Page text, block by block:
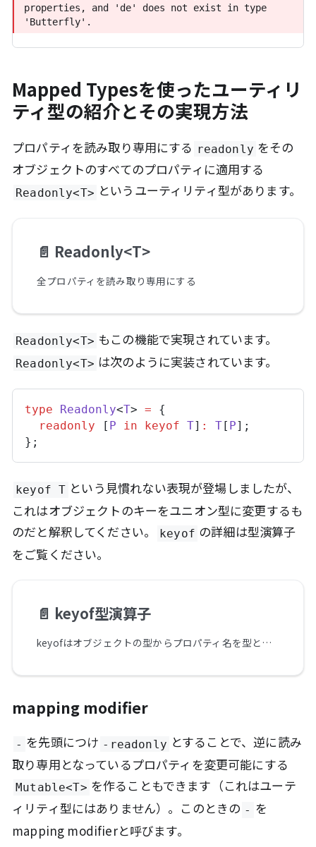
properties, and 'de' does not exist in type
'Butterfly'.
and 'de' does not exist in type 'Butterfly'.
};
Mapped Typesを使ったユーティリ
ティ型の紹介とその実現方法
プロパティを読み取り専用にする readonly をその
オブジェクトのすべてのプロパティに適用する
Readonly<T> というユーティリティ型があります。
📄️ Readonly<T>
全プロパティを読み取り専用にする
Readonly<T> もこの機能で実現されています。
Readonly<T> は次のように実装されています。
type Readonly<T> = {
readonly [ P in keyof T] : T[ P];
};
keyof T という見慣れない表現が登場しましたが、
これはオブジェクトのキーをユニオン型に変更するも
のだと解釈してください。
keyof の詳細は型演算子
をご覧ください。
📄️ keyof型演算子
keyofはオブジェクトの型からプロパティ名を型として返す型演算子です。たとえば、nameプロパティを持つ型に対して、keyofを使うと文字列リテラル型の"name"が得られます。
mapping modifier
- を先頭につけ -readonly とすることで、逆に読み
取り専用となっているプロパティを変更可能にする
Mutable<T> を作ることもできます（これはユーテ
ィリティ型にはありません）。このときの - を
mapping modifierと呼びます。